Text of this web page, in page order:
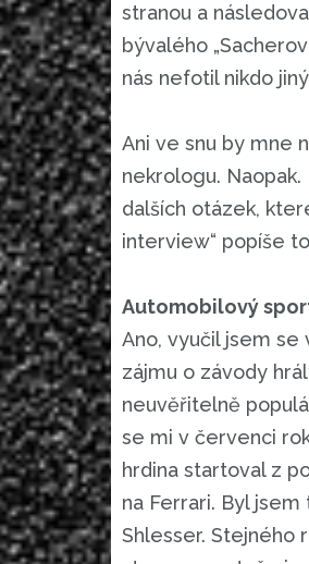
stranou a
bývalého
nás nefotil nikdo
Ani ve snu by mne
nekrologu.
dalších otázek,
interview“ popíše
Automobilový
Ano, vyučil jsem
zájmu o závody
neuvěřitelně
se mi v červenci
hrdina startoval z
na Ferrari. Byl
Shlesser. Stejného